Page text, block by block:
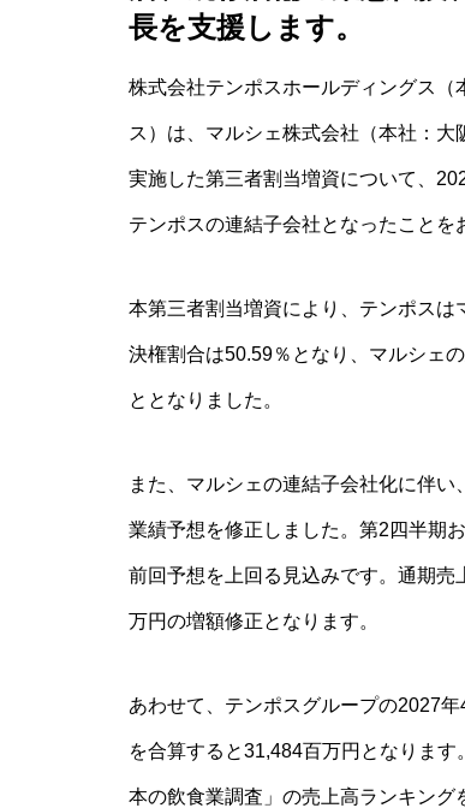
長を支援します。
株式会社テンポスホールディングス
ス）は、マルシェ株式会社（本社：
実施した第三者割当増資について、
テンポスの連結子会社となったことを
本第三者割当増資により、テンポス
決権割合は50.59％となり、マルシェ
ととなりました。
また、マルシェの連結子会社化に伴
業績予想を修正しました。第2四半期
前回予想を上回る見込みです。通期
万円の増額修正となります。
あわせて、テンポスグループの2027
を合算すると31,484百万円となりま
本の飲食業調査」の売上高ランキング